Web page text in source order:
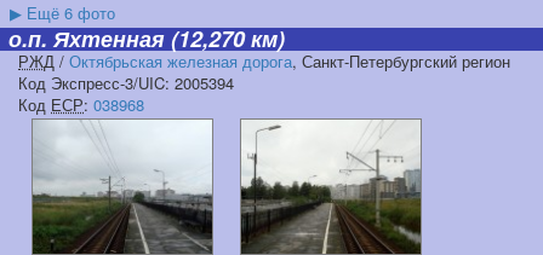
▶ Ещё 6 фото
о.п. Яхтенная(12,270 км)
РЖД / Октябрьская железная дорога, Санкт-Петербургский регион
Код Экспресс-3/UIC: 2005394
Код ЕСР: 038968